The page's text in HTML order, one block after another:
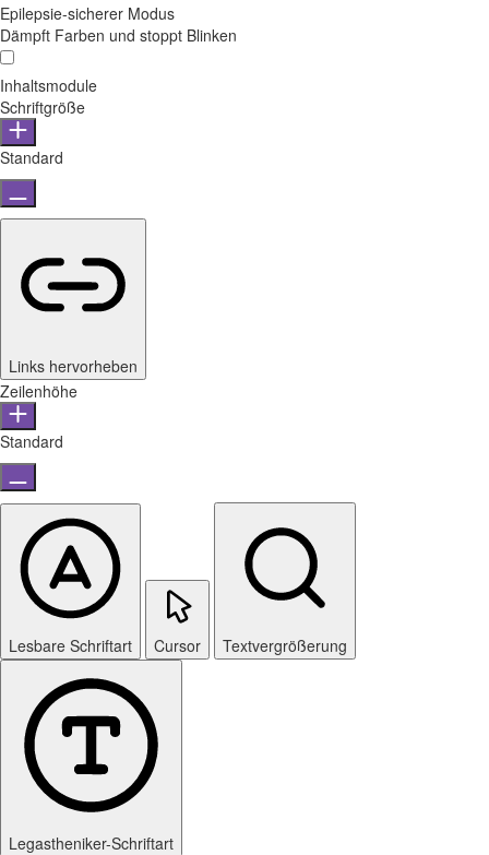
Epilepsie-sicherer Modus
Dämpft Farben und stoppt Blinken
Inhaltsmodule
Schriftgröße
Standard
Links hervorheben
Zeilenhöhe
Standard
Lesbare Schriftart Cursor Textvergrößerung
Legastheniker-Schriftart